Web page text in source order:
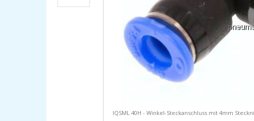
IQSML 40H - Winkel-Steckanschluss mit 4mm